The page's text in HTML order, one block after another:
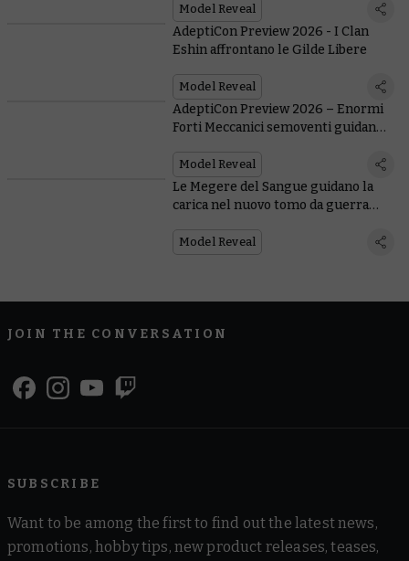
Model Reveal
AdeptiCon Preview 2026 - I Clan
Eshin affrontano le Gilde Libere
Model Reveal
AdeptiCon Preview 2026 – Enormi
Forti Meccanici semoventi guidano i
Model Reveal
Le Megere del Sangue guidano la
carica nel nuovo tomo da guerra
Model Reveal
JOIN THE CONVERSATION
SUBSCRIBE
Want to be among the first to find out the latest news,
promotions, hobby tips, new product releases, teases,